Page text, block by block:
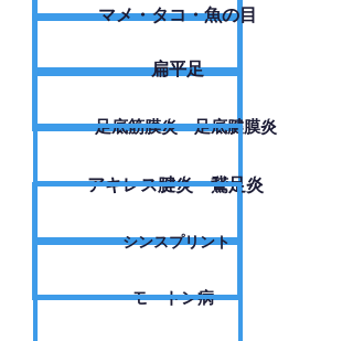
​マメ・タコ・魚の目
扁平足
足底筋膜炎・足底腱膜炎
アキレス腱炎・鵞足炎
シンスプリント
モートン病